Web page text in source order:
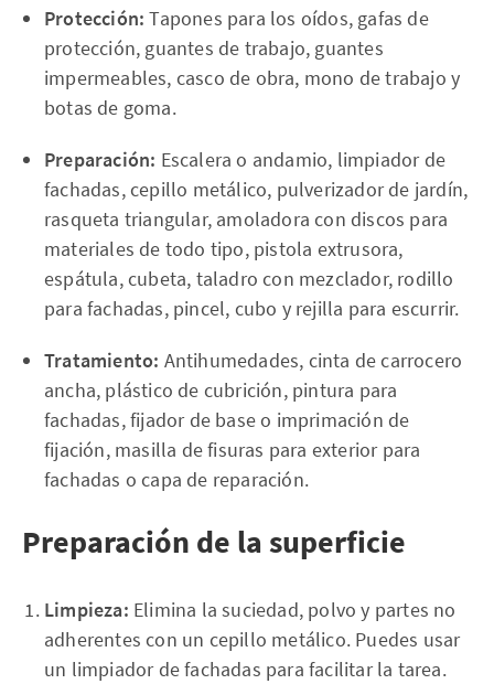
Protección: Tapones para los oídos, gafas de
protección, guantes de trabajo, guantes
impermeables, casco de obra, mono de trabajo y
botas de goma.
Preparación: Escalera o andamio, limpiador de
fachadas, cepillo metálico, pulverizador de jardín,
rasqueta triangular, amoladora con discos para
materiales de todo tipo, pistola extrusora,
espátula, cubeta, taladro con mezclador, rodillo
para fachadas, pincel, cubo y rejilla para escurrir.
Tratamiento: Antihumedades, cinta de carrocero
ancha, plástico de cubrición, pintura para
fachadas, fijador de base o imprimación de
fijación, masilla de fisuras para exterior para
fachadas o capa de reparación.
Preparación de la superficie
Limpieza: Elimina la suciedad, polvo y partes no
adherentes con un cepillo metálico. Puedes usar
un limpiador de fachadas para facilitar la tarea.